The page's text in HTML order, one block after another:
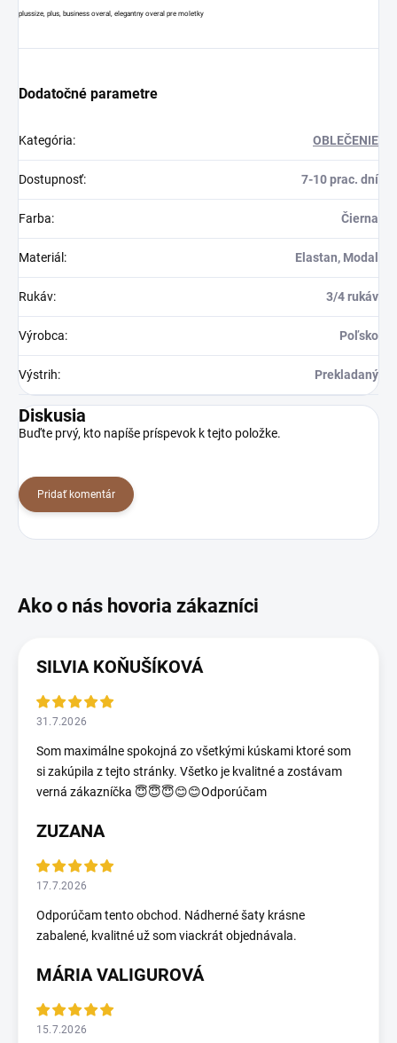
plussize, plus, business overal, elegantny overal pre moletky
Dodatočné parametre
Kategória: OBLEČENIE
Dostupnosť: 7-10 prac. dní
Farba: Čierna
Materiál : Elastan, Modal
Rukáv: 3/4 rukáv
Výrobca: Poľsko
Výstrih: Prekladaný
Diskusia
Buďte prvý, kto napíše príspevok k tejto položke.
Pridať komentár
SILVIA KOŇUŠÍKOVÁ
31.7.2026
Som maximálne spokojná zo všetkými kúskami ktoré som
si zakúpila z tejto stránky. Všetko je kvalitné a zostávam
verná zákazníčka 😇😇😇😊😊Odporúčam
ZUZANA
17.7.2026
Odporúčam tento obchod. Nádherné šaty krásne
zabalené, kvalitné už som viackrát objednávala.
MÁRIA VALIGUROVÁ
15.7.2026